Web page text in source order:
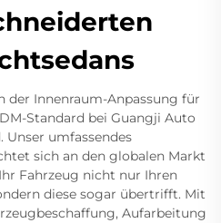
der Innenraum-Anpassung für
Standard bei Guangji Auto
Unser umfassendes
sich an den globalen Markt
Fahrzeug nicht nur Ihren
diese sogar übertrifft. Mit
Aufarbeitung